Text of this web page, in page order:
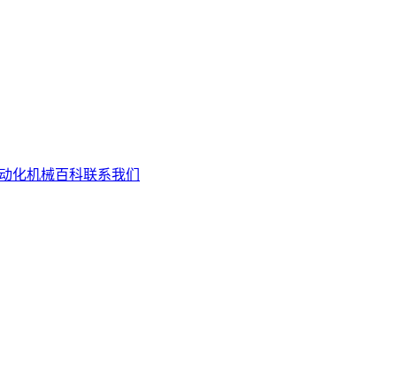
化机械百科联系我们